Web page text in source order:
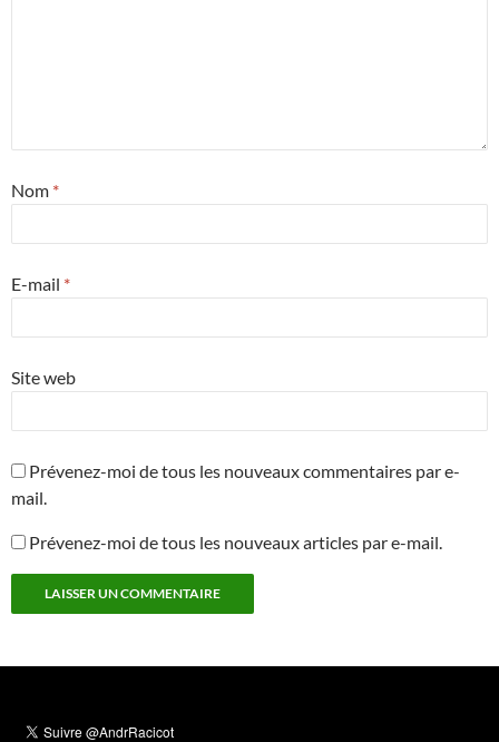
Nom *
E-mail *
Site web
Prévenez-moi de tous les nouveaux commentaires par e-
mail.
Prévenez-moi de tous les nouveaux articles par e-mail.